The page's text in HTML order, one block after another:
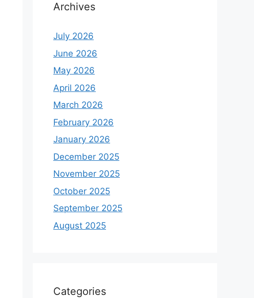
Archives
July 2026
June 2026
May 2026
April 2026
March 2026
February 2026
January 2026
December 2025
November 2025
October 2025
September 2025
August 2025
Categories